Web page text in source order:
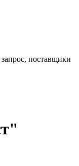
поставщики